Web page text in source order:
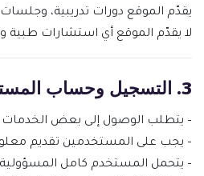
يقدّم الموقع دورات تدريبية،
لا يقدّم الموقع أي استشارات طبية
3. التسجيل وحساب المستخدم
– يتطلب الوصول إلى بعض
– يجب على المستخدمين تقديم
– يتحمل المستخدم كامل